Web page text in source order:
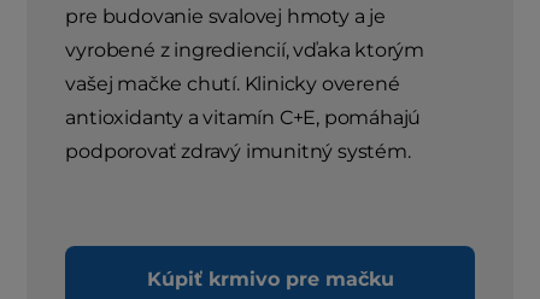
pre budovanie svalovej hmoty a je
vyrobené z ingrediencií, vďaka ktorým
vašej mačke chutí. Klinicky overené
antioxidanty a vitamín C+E, pomáhajú
podporovať zdravý imunitný systém.
Kúpiť krmivo pre mačku